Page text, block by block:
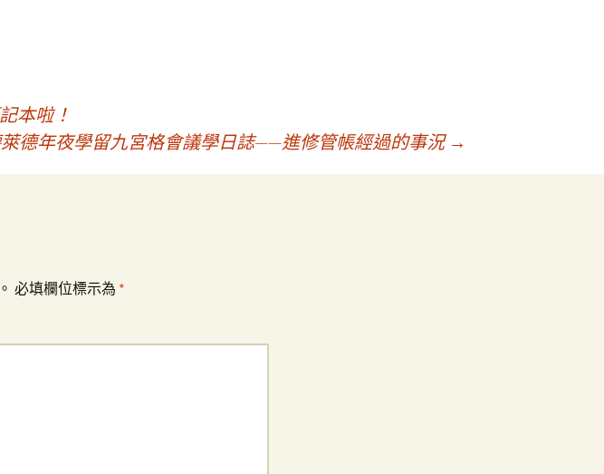
本啦！
德年夜學留九宮格會議學日誌——進修管帳經過的事況 →
必填欄位標示為 *